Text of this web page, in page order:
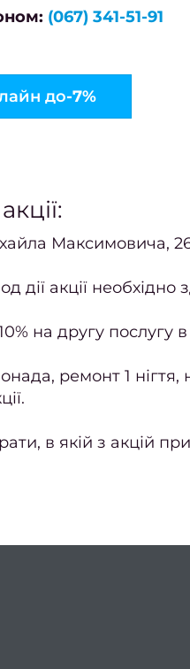
(067) 341-51-91
до-7%
Максимовича,
дії акції
на другу послугу
ремонт 1
в якій з акцій